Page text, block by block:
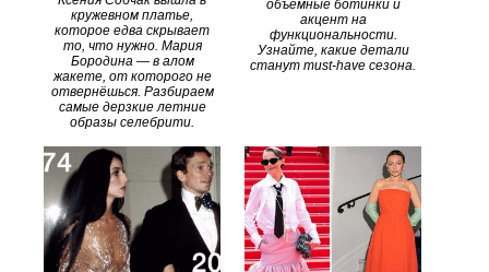
кружевном платье,
которое едва скрывает
то, что нужно. Мария
Бородина — в алом
жакете, от которого не
отвернёшься. Разбираем
самые дерзкие летние
образы селебрити.
объемные ботинки и
акцент на
функциональности.
Узнайте, какие детали
станут must-have сезона.